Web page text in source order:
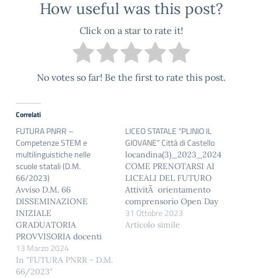
How useful was this post?
Click on a star to rate it!
No votes so far! Be the first to rate this post.
Correlati
FUTURA PNRR –
Competenze STEM e
multilinguistiche nelle
scuole statali (D.M.
66/2023)
Avviso D.M. 66
DISSEMINAZIONE
INIZIALE
GRADUATORIA
PROVVISORIA docenti
ESPERTI/TUTOR
GRADUATORIA
DEFINITIVA - docenti
13 Marzo 2024
In "FUTURA PNRR - D.M.
66/2023"
LICEO STATALE “PLINIO IL
GIOVANE” Città di Castello
locandina(3)_2023_2024
COME PRENOTARSI AI
LICEALI DEL FUTURO
AttivitÃ orientamento
comprensorio Open Day
2023-24
31 Ottobre 2023
Articolo simile